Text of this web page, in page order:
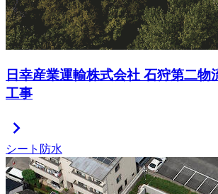
日幸産業運輸株式会社 石狩第二物
工事
chevron_right
シート防水